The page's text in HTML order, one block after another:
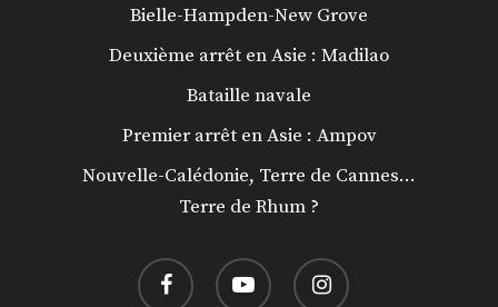
Bielle-Hampden-New Grove
Deuxième arrêt en Asie : Madilao
Bataille navale
Premier arrêt en Asie : Ampov
Nouvelle-Calédonie, Terre de Cannes…
Terre de Rhum ?
facebook youtube instagram